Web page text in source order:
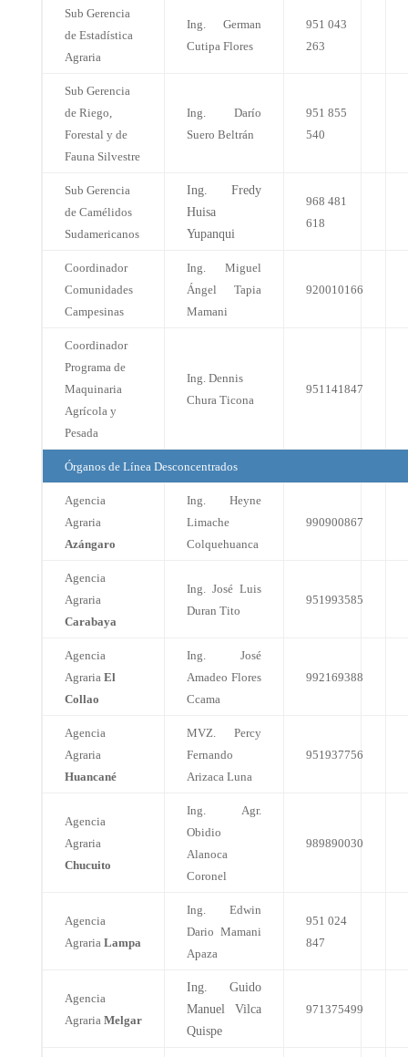
Sub Gerencia
de Estadística
Agraria
Ing. German
Cutipa Flores
951 043
263
Sub Gerencia
de Riego,
Forestal y de
Fauna Silvestre
Ing. Darío
Suero Beltrán
951 855
540
Sub Gerencia
de Camélidos
Sudamericanos
Ing. Fredy
Huisa
Yupanqui
968 481
618
Coordinador
Comunidades
Campesinas
Ing. Miguel
Ángel Tapia
Mamani
920010166
Coordinador
Programa de
Maquinaria
Agrícola y
Pesada
Ing. Dennis
Chura Ticona
951141847
Órganos de Línea Desconcentrados
Agencia
Agraria
Azángaro
Ing. Heyne
Limache
Colquehuanca
990900867
Agencia
Agraria
Carabaya
Ing. José Luis
Duran Tito
951993585
Agencia
Agraria El
Collao
Ing. José
Amadeo Flores
Ccama
992169388
Agencia
Agraria
Huancané
MVZ. Percy
Fernando
Arizaca Luna
951937756
Agencia
Agraria
Chucuito
Ing. Agr.
Obidio
Alanoca
Coronel
989890030
Agencia
Agraria Lampa
Ing. Edwin
Dario Mamani
Apaza
951 024
847
Agencia
Agraria Melgar
Ing. Guido
Manuel Vilca
Quispe
971375499